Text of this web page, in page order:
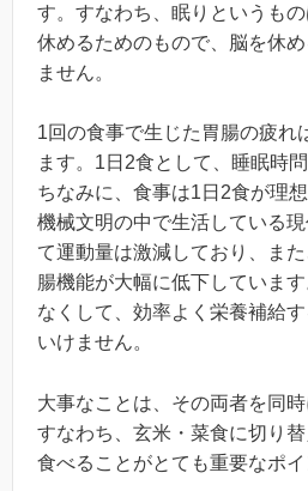
す。すなわち、眠りというも
休めるためのもので、脳を休
ません。
1回の食事で生じた胃腸の疲れ
ます。1日2食として、睡眠時
ちなみに、食事は1日2食が理
機械文明の中で生活している
て運動量は激減しており、ま
腸機能が大幅に低下していま
なくして、効率よく栄養補給
いけません。
大事なことは、その両者を同時
すなわち、玄米・菜食に切り
食べることがとても重要なポイ